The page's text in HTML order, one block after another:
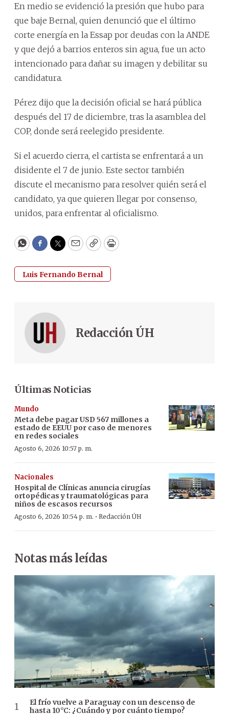
En medio se evidenció la presión que hubo para
que baje Bernal, quien denunció que el último
corte energía en la Essap por deudas con la ANDE
y que dejó a barrios enteros sin agua, fue un acto
intencionado para dañar su imagen y debilitar su
candidatura.
Pérez dijo que la decisión oficial se hará pública
después del 17 de diciembre, tras la asamblea del
COP, donde será reelegido presidente.
Si el acuerdo cierra, el cartista se enfrentará a un
disidente el 7 de junio. Este sector también
discute el mecanismo para resolver quién será el
candidato, ya que quieren llegar por consenso,
unidos, para enfrentar al oficialismo.
WhatsApp
Facebook
Twitter
EmailCopyPrint
Luis Fernando Bernal
Redacción ÚH
Últimas Noticias
Mundo
Meta debe pagar USD 567 millones a
estado de EEUU por caso de menores
en redes sociales
Agosto 6, 2026 10:57 p. m.
Nacionales
Hospital de Clínicas anuncia cirugías
ortopédicas y traumatológicas para
niños de escasos recursos
Agosto 6, 2026 10:54 p. m. · Redacción ÚH
Notas más leídas
El frío vuelve a Paraguay con un descenso de
hasta 10°C: ¿Cuándo y por cuánto tiempo?